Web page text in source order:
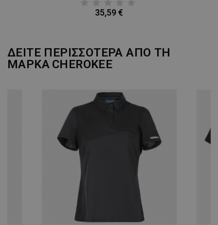
35,59 €
ΔΕΙΤΕ ΠΕΡΙΣΣΟΤΕΡΑ ΑΠΟ ΤΗ
ΜΑΡΚΑ CHEROKEE